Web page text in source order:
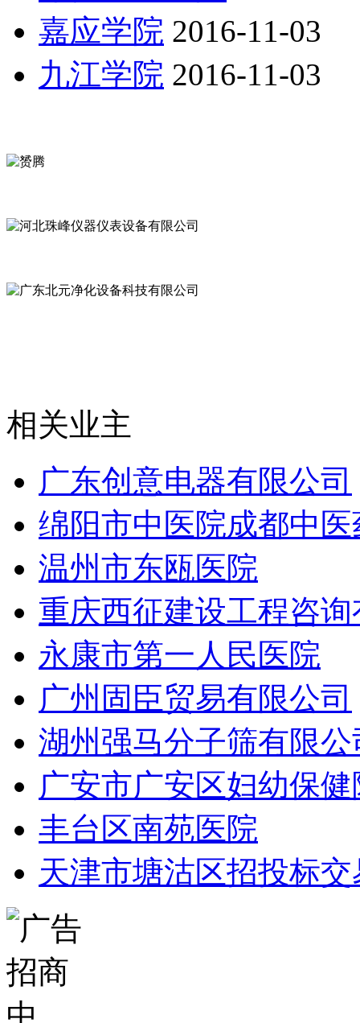
嘉应学院 2016-11-03
九江学院 2016-11-03
相关业主
广东创意电器有限公司
绵阳市中医院成都中
温州市东瓯医院
重庆西征建设工程咨
永康市第一人民医院
广州固臣贸易有限公司
湖州强马分子筛有限公
广安市广安区妇幼保健
丰台区南苑医院
天津市塘沽区招投标